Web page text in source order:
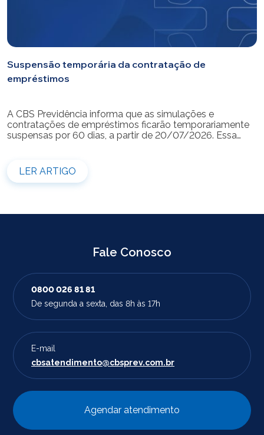
Suspensão temporária da contratação de
empréstimos
A CBS Previdência informa que as simulações e
contratações de empréstimos ficarão temporariamente
suspensas por 60 dias, a partir de 20/07/2026. Essa
realizar novas simulações ou contratar empréstimos
pelos canais disponibilizados pela CBS Previdência.
Recomendamos que os participantes que […]
LER ARTIGO
Fale Conosco
0800 026 81 81
De segunda a sexta, das 8h às 17h
E-mail
cbsatendimento@cbsprev.com.br
Agendar atendimento